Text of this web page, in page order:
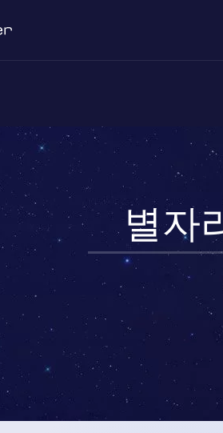
별자